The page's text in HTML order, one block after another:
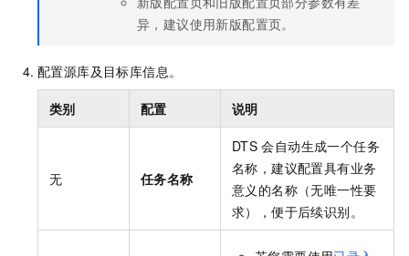
异，建议使用新版配置页。
配置源库及目标库信息。
类别 配置 说明
无 任务名称
DTS 会自动生成一个任务
名称，建议配置具有业务
意义的名称（无唯一性要
求），便于后续识别。